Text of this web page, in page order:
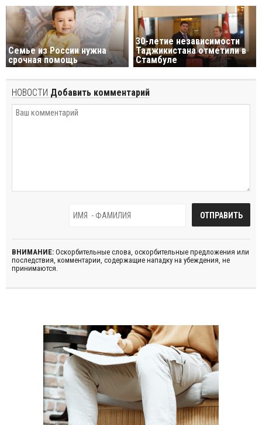
Семье из России нужна
срочная помощь
30-летие независимости
Таджикистана отметили в
Стамбуле
НОВОСТИ Добавить комментарий
ВНИМАНИЕ: Оскорбительные слова, оскорбительные предложения или
последствия, комментарии, содержащие нападку на убеждения, не
принимаются.